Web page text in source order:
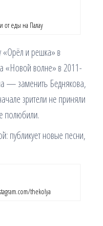
от еды на Палау
«Орёл и решка» в
«Новой волне» в 2011-
— заменить Беднякова,
зрители не приняли
полюбили.
публикует новые песни,
thekolya